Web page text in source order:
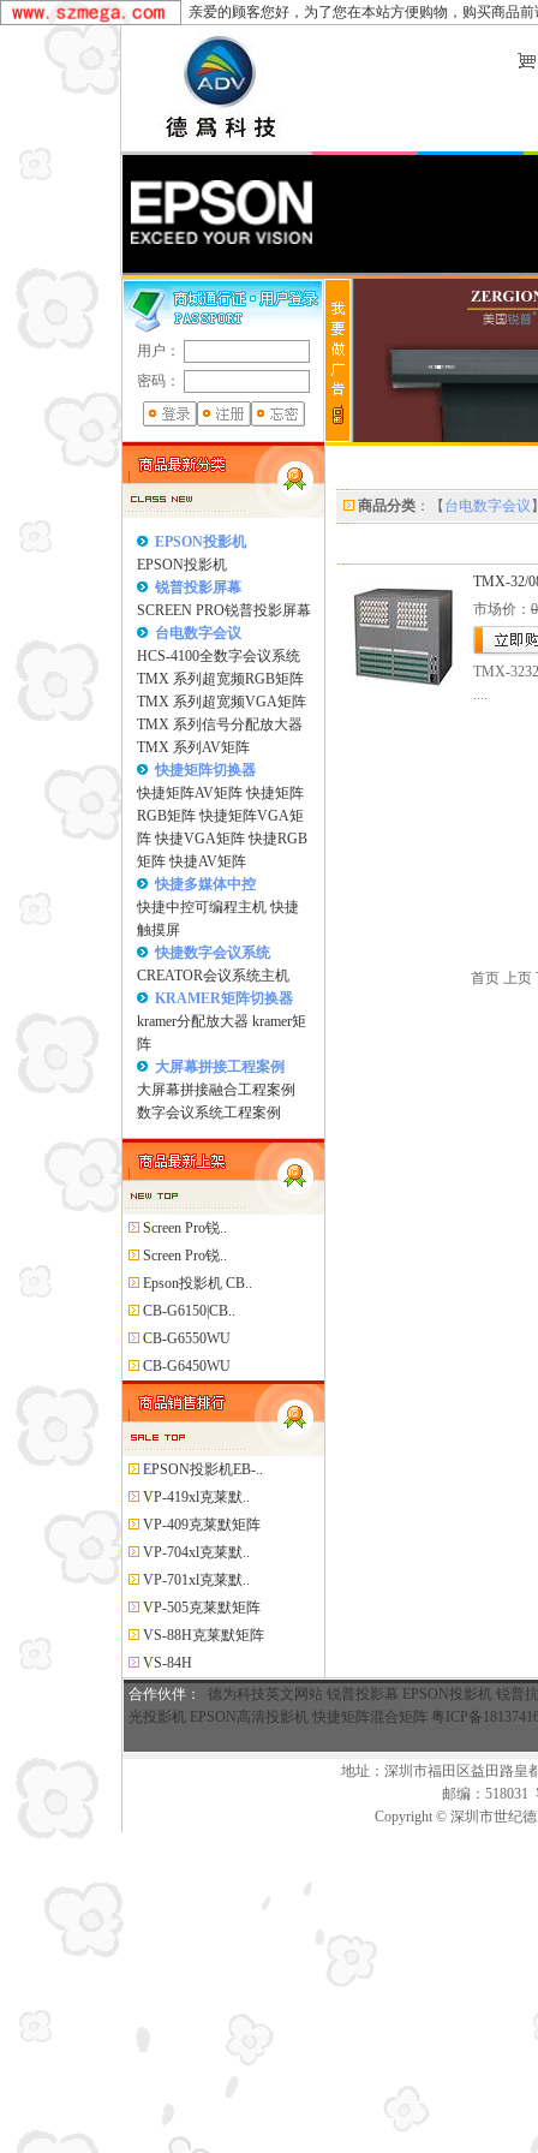
亲爱的顾客您好，为了您在本站方便购物，购买商品前
用户：
密码：
EPSON投影机
EPSON投影机
锐普投影屏幕
SCREEN PRO锐普投影屏幕
台电数字会议
HCS-4100全数字会议系统
TMX 系列超宽频RGB矩阵
TMX 系列超宽频VGA矩阵
TMX 系列信号分配放大器
TMX 系列AV矩阵
快捷矩阵切换器
快捷矩阵AV矩阵 快捷矩阵
RGB矩阵 快捷矩阵VGA矩
阵 快捷VGA矩阵 快捷RGB
矩阵 快捷AV矩阵
快捷多媒体中控
快捷中控可编程主机 快捷
触摸屏
快捷数字会议系统
CREATOR会议系统主机
KRAMER矩阵切换器
kramer分配放大器 kramer矩
阵
大屏幕拼接工程案例
大屏幕拼接融合工程案例
数字会议系统工程案例
Screen Pro锐..
Screen Pro锐..
Epson投影机 CB..
CB-G6150|CB..
CB-G6550WU
CB-G6450WU
EPSON投影机EB-..
VP-419xl克莱默..
VP-409克莱默矩阵
VP-704xl克莱默..
VP-701xl克莱默..
VP-505克莱默矩阵
VS-88H克莱默矩阵
VS-84H
商品分类 ：【 台电数字会议
TMX-32/
市场价：
TMX-
....
首页 上页
合作伙伴 ： 德为科技英文网站 锐普投影幕 EPSON投影机 锐普
光投影机 EPSON高清投影机 快捷矩阵混合矩阵 粤ICP备
地址：深圳市福田区益田路皇
邮编：518031
Copyright © 深圳市世纪